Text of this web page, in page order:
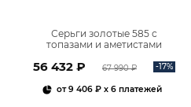
Серьги золотые 585 с
топазами и аметистами
56 432 ₽ 67 990 ₽ -17%
от9 406 ₽x 6 платежей